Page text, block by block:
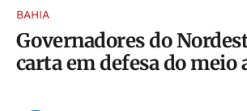
BAHIA
Governadores do
carta em defesa do meio